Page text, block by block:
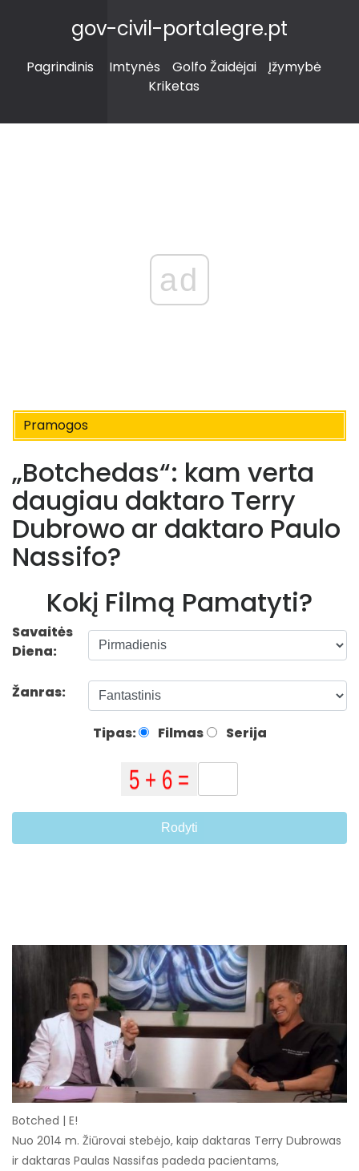
gov-civil-portalegre.pt
Pagrindinis Imtynės Golfo Žaidėjai
Įžymybė
Kriketas
ad
Pramogos
„Botchedas“: kam verta
daugiau daktaro Terry
Dubrowo ar daktaro Paulo
Nassifo?
Kokį Filmą Pamatyti?
Savaitės
Diena:
Žanras:
Tipas: Filmas Serija
Rodyti
Botched | E!
Nuo 2014 m. Žiūrovai stebėjo, kaip daktaras Terry Dubrowas
ir daktaras Paulas Nassifas padeda pacientams,